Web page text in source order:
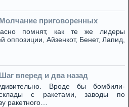
Молчание приговоренных
помнят, как те же лидеры
оппозиции, Айзенкот, Бенет, Лапид,
Шаг вперед и два назад
Вроде бы бомбили-
с ракетами, заводы по
ракетного…